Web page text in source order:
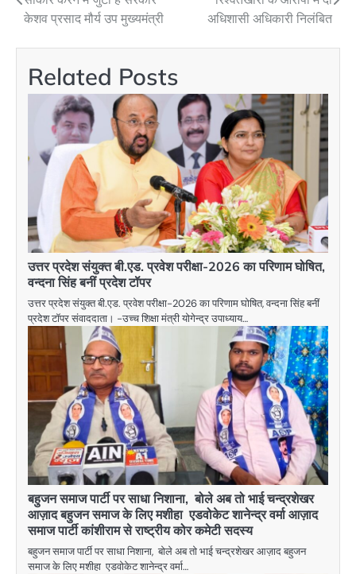
navigation
केशव प्रसाद मौर्य उप मुख्यमंत्री
अधिशासी अधिकारी निलंबित
Related Posts
उत्तर प्रदेश संयुक्त बी.एड. प्रवेश परीक्षा-2026 का परिणाम घोषित,
वन्दना सिंह बनीं प्रदेश टॉपर
उत्तर प्रदेश संयुक्त बी.एड. प्रवेश परीक्षा-2026 का परिणाम घोषित, वन्दना सिंह बनीं
प्रदेश टॉपर संवाददाता। -उच्च शिक्षा मंत्री योगेन्द्र उपाध्याय…
बहुजन समाज पार्टी पर साधा निशाना, बोले अब तो भाई चन्द्रशेखर
आज़ाद बहुजन समाज के लिए मशीहा एडवोकेट शानेन्द्र वर्मा आज़ाद
समाज पार्टी कांशीराम से राष्ट्रीय कोर कमेटी सदस्य
बहुजन समाज पार्टी पर साधा निशाना, बोले अब तो भाई चन्द्रशेखर आज़ाद बहुजन
समाज के लिए मशीहा एडवोकेट शानेन्द्र वर्मा…